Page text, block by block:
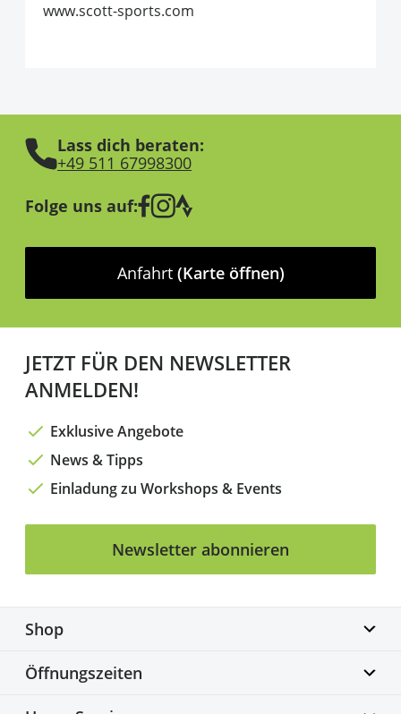
www.scott-sports.com
Lass dich beraten:
+49 511 67998300
Folge uns auf:
Anfahrt (Karte öffnen)
JETZT FÜR DEN NEWSLETTER
ANMELDEN!
Exklusive Angebote
News & Tipps
Einladung zu Workshops & Events
Newsletter abonnieren
Shop
Biketime GmbH
Alter Flughafen 7a
Öffnungszeiten